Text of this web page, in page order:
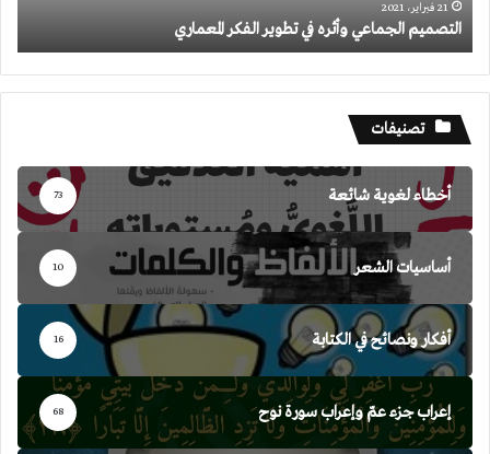
21 فبراير، 2021
التصميم الجماعي وأثره في تطوير الفكر المعماري
تصنيفات
أخطاء لغوية شائعة 73
أساسيات الشعر 10
أفكار ونصائح في الكتابة 16
إعراب جزء عمّ وإعراب سورة نوح 68